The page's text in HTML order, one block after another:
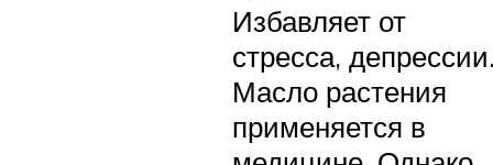
Избавляет от
стресса,
Масло растения
применяется в